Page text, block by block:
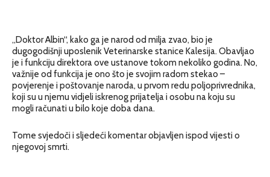
„Doktor Albin“, kako ga je narod od milja zvao, bio je
dugogodišnji uposlenik Veterinarske stanice Kalesija. Obavljao
je i funkciju direktora ove ustanove tokom nekoliko godina. No,
važnije od funkcija je ono što je svojim radom stekao –
povjerenje i poštovanje naroda, u prvom redu poljoprivrednika,
koji su u njemu vidjeli iskrenog prijatelja i osobu na koju su
mogli računati u bilo koje doba dana.
Tome svjedoči i sljedeći komentar objavljen ispod vijesti o
njegovoj smrti.